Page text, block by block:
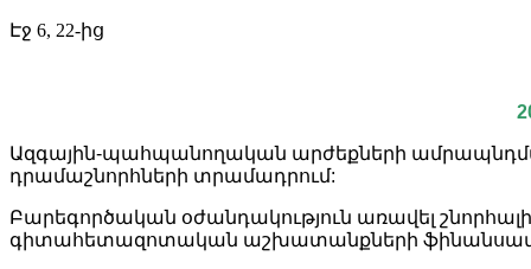
Էջ 6, 22-ից
Ազգային-պահպանողական արժեքների
դրամաշնորհների տրամադրում:
Բարեգործական օժանդակություն առավել
գիտահետազոտական աշխատանքների